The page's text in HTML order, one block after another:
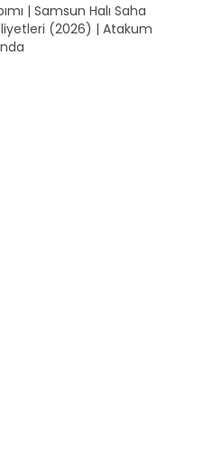
| Samsun Halı Saha
(2026) | Atakum